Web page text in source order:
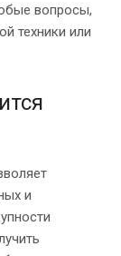
вопросы,
техники или
и